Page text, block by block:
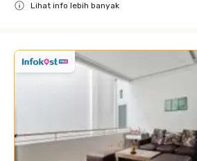
Lihat info lebih banyak